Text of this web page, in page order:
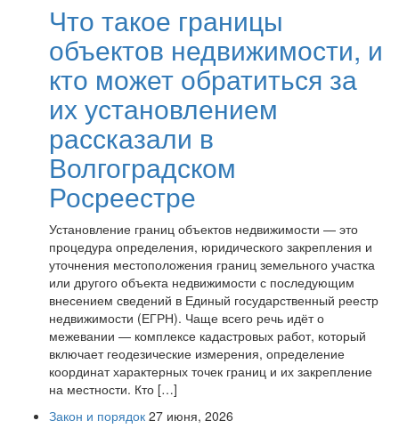
Что такое границы
объектов недвижимости, и
кто может обратиться за
их установлением
рассказали в
Волгоградском
Росреестре
Установление границ объектов недвижимости — это
процедура определения, юридического закрепления и
уточнения местоположения границ земельного участка
или другого объекта недвижимости с последующим
внесением сведений в Единый государственный реестр
недвижимости (ЕГРН). Чаще всего речь идёт о
межевании — комплексе кадастровых работ, который
включает геодезические измерения, определение
координат характерных точек границ и их закрепление
на местности. Кто […]
Закон и порядок 27 июня, 2026